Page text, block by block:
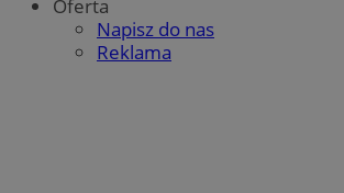
Oferta
Napisz do nas
Reklama